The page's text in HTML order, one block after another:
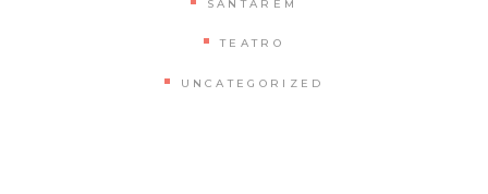
SANTARÉM
TEATRO
UNCATEGORIZED